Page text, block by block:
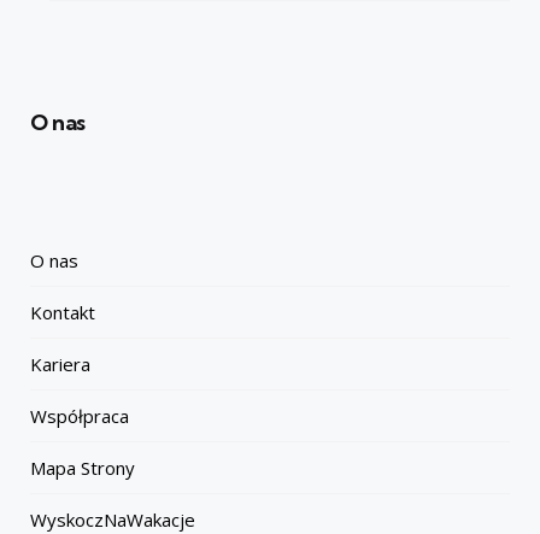
O nas
O nas
Kontakt
Kariera
Współpraca
Mapa Strony
WyskoczNaWakacje